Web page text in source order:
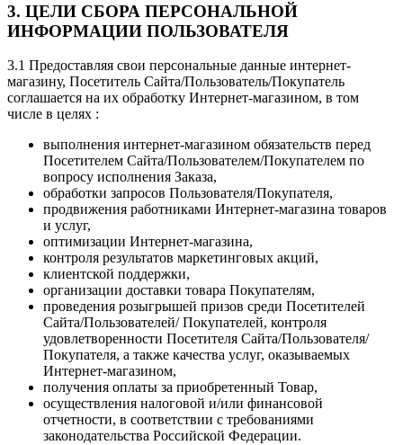
3. ЦЕЛИ СБОРА ПЕРСОНАЛЬНОЙ
ИНФОРМАЦИИ ПОЛЬЗОВАТЕЛЯ
3.1 Предоставляя свои персональные данные интернет-
магазину, Посетитель Сайта/Пользователь/Покупатель
соглашается на их обработку Интернет-магазином, в том
числе в целях :
выполнения интернет-магазином обязательств перед
Посетителем Сайта/Пользователем/Покупателем по
вопросу исполнения Заказа,
обработки запросов Пользователя/Покупателя,
продвижения работниками Интернет-магазина товаров
и услуг,
оптимизации Интернет-магазина,
контроля результатов маркетинговых акций,
клиентской поддержки,
организации доставки товара Покупателям,
проведения розыгрышей призов среди Посетителей
Сайта/Пользователей/ Покупателей, контроля
удовлетворенности Посетителя Сайта/Пользователя/
Покупателя, а также качества услуг, оказываемых
Интернет-магазином,
получения оплаты за приобретенный Товар,
осуществления налоговой и/или финансовой
отчетности, в соответствии с требованиями
законодательства Российской Федерации.